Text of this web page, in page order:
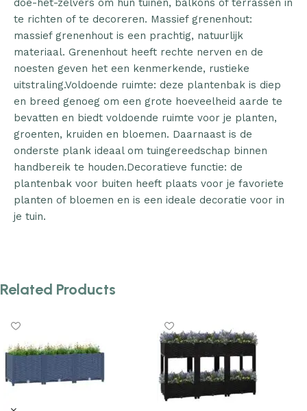
doe-het-zelvers om hun tuinen, balkons of terrassen in
te richten of te decoreren. Massief grenenhout:
massief grenenhout is een prachtig, natuurlijk
materiaal. Grenenhout heeft rechte nerven en de
noesten geven het een kenmerkende, rustieke
uitstraling.Voldoende ruimte: deze plantenbak is diep
en breed genoeg om een grote hoeveelheid aarde te
bevatten en biedt voldoende ruimte voor je planten,
groenten, kruiden en bloemen. Daarnaast is de
onderste plank ideaal om tuingereedschap binnen
handbereik te houden.Decoratieve functie: de
plantenbak voor buiten heeft plaats voor je favoriete
planten of bloemen en is een ideale decoratie voor in
je tuin.
Related Products